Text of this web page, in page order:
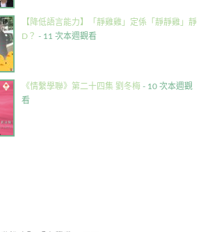
【降低語言能力】「靜雞雞」定係「靜靜雞」靜
D？ - 11 次本週觀看
《情繫學聯》第二十四集 劉冬梅 - 10 次本週觀
看